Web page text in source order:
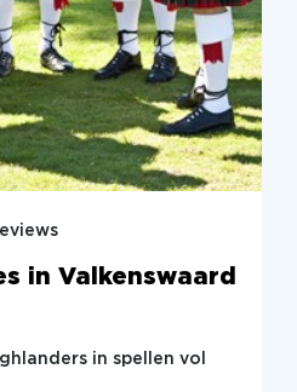
in Valkenswaard
in spellen vol